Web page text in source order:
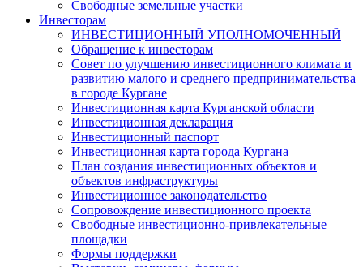
Свободные земельные участки
Инвесторам
ИНВЕСТИЦИОННЫЙ УПОЛНОМОЧЕННЫЙ
Обращение к инвесторам
Совет по улучшению инвестиционного климата и
развитию малого и среднего предпринимательства
в городе Кургане
Инвестиционная карта Курганской области
Инвестиционная декларация
Инвестиционный паспорт
Инвестиционная карта города Кургана
План создания инвестиционных объектов и
объектов инфраструктуры
Инвестиционное законодательство
Сопровождение инвестиционного проекта
Свободные инвестиционно-привлекательные
площадки
Формы поддержки